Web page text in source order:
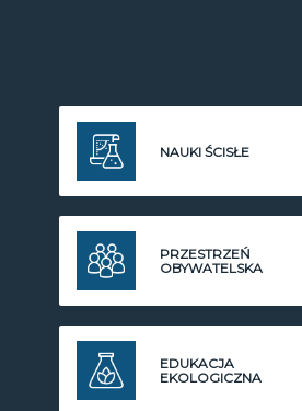
NAUKI ŚCISŁE
PRZESTRZEŃ
OBYWATELSKA
EDUKACJA
EKOLOGICZNA